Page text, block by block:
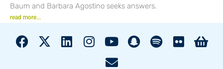
Baum and Barbara Agostino seeks answers.
read more...